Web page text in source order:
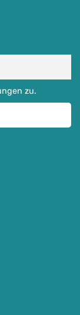
zu.